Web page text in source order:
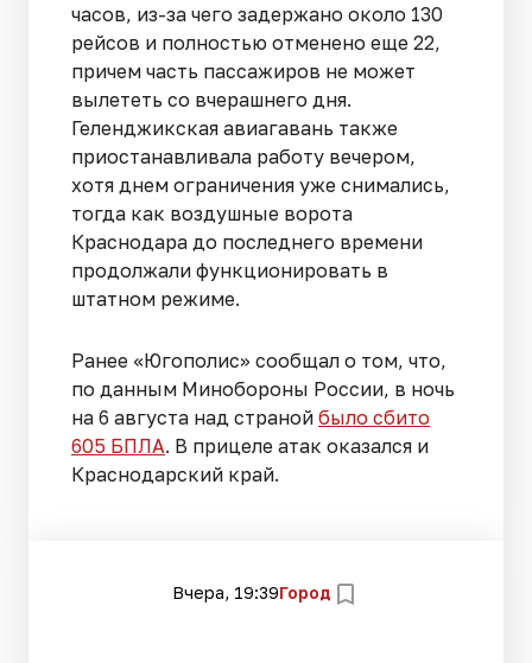
часов, из-за чего задержано около 130
рейсов и полностью отменено еще 22,
причем часть пассажиров не может
вылететь со вчерашнего дня.
Геленджикская авиагавань также
приостанавливала работу вечером,
хотя днем ограничения уже снимались,
тогда как воздушные ворота
Краснодара до последнего времени
продолжали функционировать в
штатном режиме.
Ранее «Югополис» сообщал о том, что,
по данным Минобороны России, в ночь
на 6 августа над страной было сбито
605 БПЛА. В прицеле атак оказался и
Краснодарский край.
Вчера, 19:39Город